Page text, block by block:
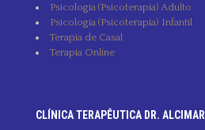
Psicologia (Psicoterapia) Adulto
Psicologia (Psicoterapia) Infantil
Terapia de Casal
Terapia Online
CLÍNICA TERAPÊUTICA DR. ALCIMAR